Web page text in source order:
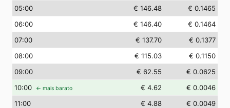
05:00 € 146.48
€ 0.1465
06:00 € 146.40
€ 0.1464
07:00 € 137.70
€ 0.1377
08:00 € 115.03
€ 0.1150
09:00 € 62.55
€ 0.0625
10:00 ← mais barato € 4.62
€ 0.0046
11:00 € 4.88
€ 0.0049